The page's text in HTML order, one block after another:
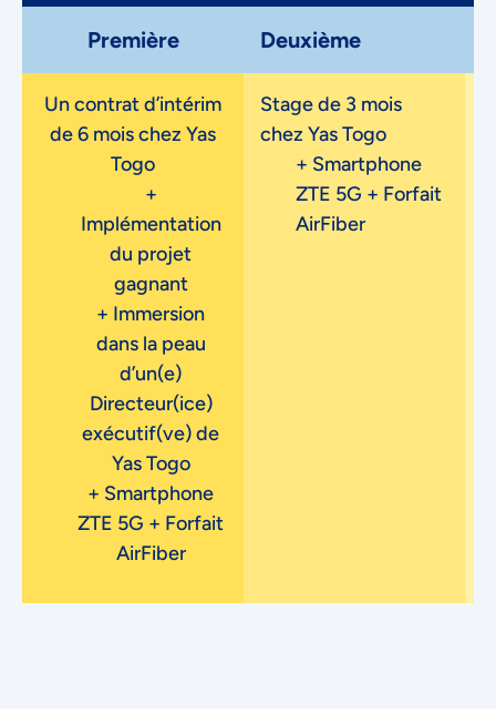
Première Deuxième
Un contrat d’intérim
de 6 mois chez Yas
Togo
+
Implémentation
du projet
gagnant
+ Immersion
dans la peau
d’un(e)
Directeur(ice)
exécutif(ve) de
Yas Togo
+ Smartphone
ZTE 5G + Forfait
AirFiber
Stage de 3 mois
chez Yas Togo
+ Smartphone
ZTE 5G + Forfait
AirFiber